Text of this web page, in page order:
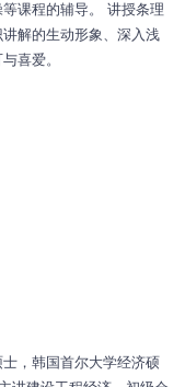
课程的辅导。 讲授条理
解的生动形象、深入浅
喜爱。
，韩国首尔大学经济硕